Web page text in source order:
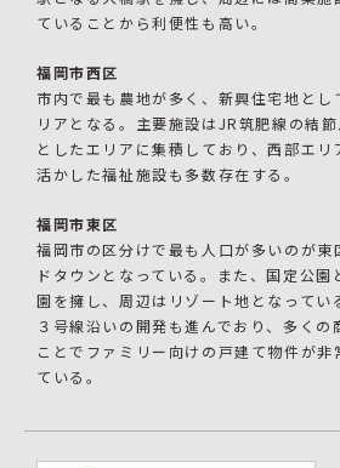
ていることから利便性も高い。
福岡市西区
市内で最も農地が多く、新興住宅地とし
リアとなる。主要施設はJR筑肥線の結
としたエリアに集積しており、西部エリ
活かした福祉施設も多数存在する。
福岡市東区
福岡市の区分けで最も人口が多いのが東
ドタウンとなっている。また、国定公園
園を擁し、周辺はリゾート地となってい
３号線沿いの開発も進んでおり、多くの
ことでファミリー向けの戸建て物件が非
ている。